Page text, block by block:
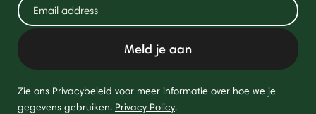
Meld je aan
Zie ons Privacybeleid voor meer informatie over hoe we je
gegevens gebruiken. Privacy Policy.